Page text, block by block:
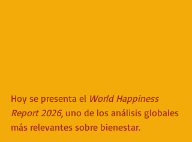
Hoy se presenta el World Happiness
Report 2026, uno de los análisis globales
más relevantes sobre bienestar.